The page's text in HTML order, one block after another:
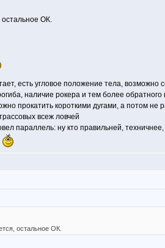
остальное ОК.
есть угловое положение тела,
наличие рокера и тем более
прокатить короткими дугами, а потом не
всеж ловчей
параллель: ну кто правильней,
остальное ОК.